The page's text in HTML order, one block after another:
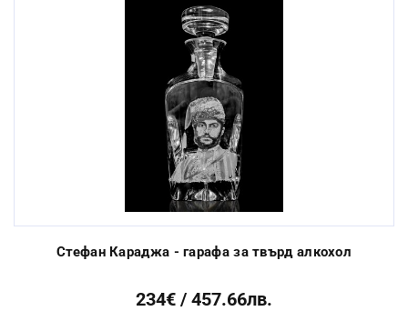
Стефан Караджа - гарафа за твърд алкохол
234€ / 457.66лв.